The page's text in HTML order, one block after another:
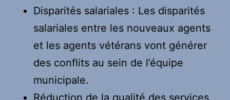
Disparités salariales : Les disparités
salariales entre les nouveaux agents
et les agents vétérans vont générer
des conflits au sein de l’équipe
municipale.
Réduction de la qualité des services